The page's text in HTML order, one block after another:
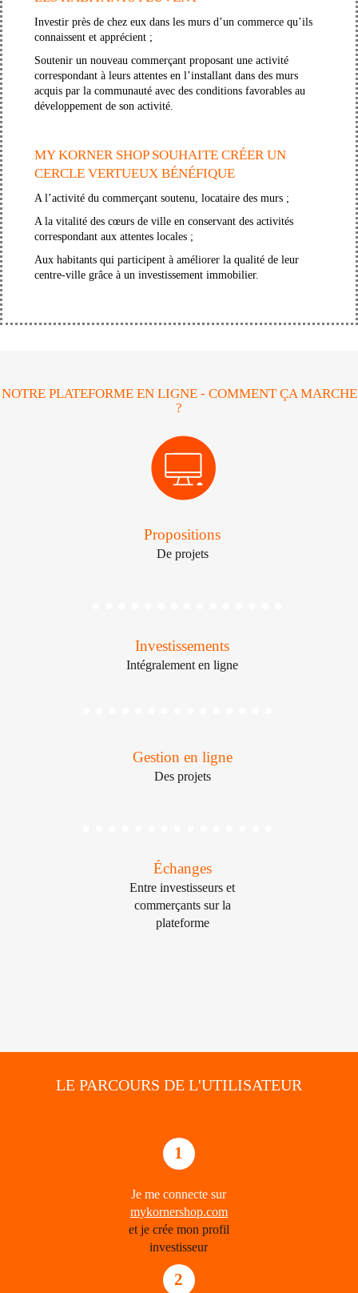
Investir près de chez eux dans les murs d’un commerce qu’ils
connaissent et apprécient ;
Soutenir un nouveau commerçant proposant une activité
correspondant à leurs attentes en l’installant dans des murs
acquis par la communauté avec des conditions favorables au
développement de son activité.
MY KORNER SHOP SOUHAITE CRÉER UN
CERCLE VERTUEUX BÉNÉFIQUE
A l’activité du commerçant soutenu, locataire des murs ;
A la vitalité des cœurs de ville en conservant des activités
correspondant aux attentes locales ;
Aux habitants qui participent à améliorer la qualité de leur
centre-ville grâce à un investissement immobilier.
NOTRE PLATEFORME EN LIGNE - COMMENT ÇA MARCHE
?
Propositions
De projets
Investissements
Intégralement en ligne
Gestion en ligne
Des projets
Échanges
Entre investisseurs et
commerçants sur la
plateforme
LE PARCOURS DE L'UTILISATEUR
1
Je me connecte sur
mykornershop.com
et je crée mon profil
investisseur
2